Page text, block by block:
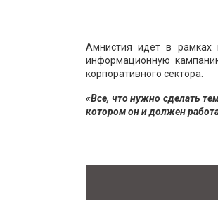
Амнистия идет в рамках
информационную
корпоративного сектора.
«Все, что нужно сделать
котором он и должен